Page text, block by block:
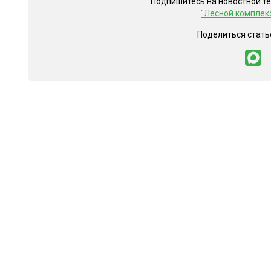
"Лесной
Поделиться